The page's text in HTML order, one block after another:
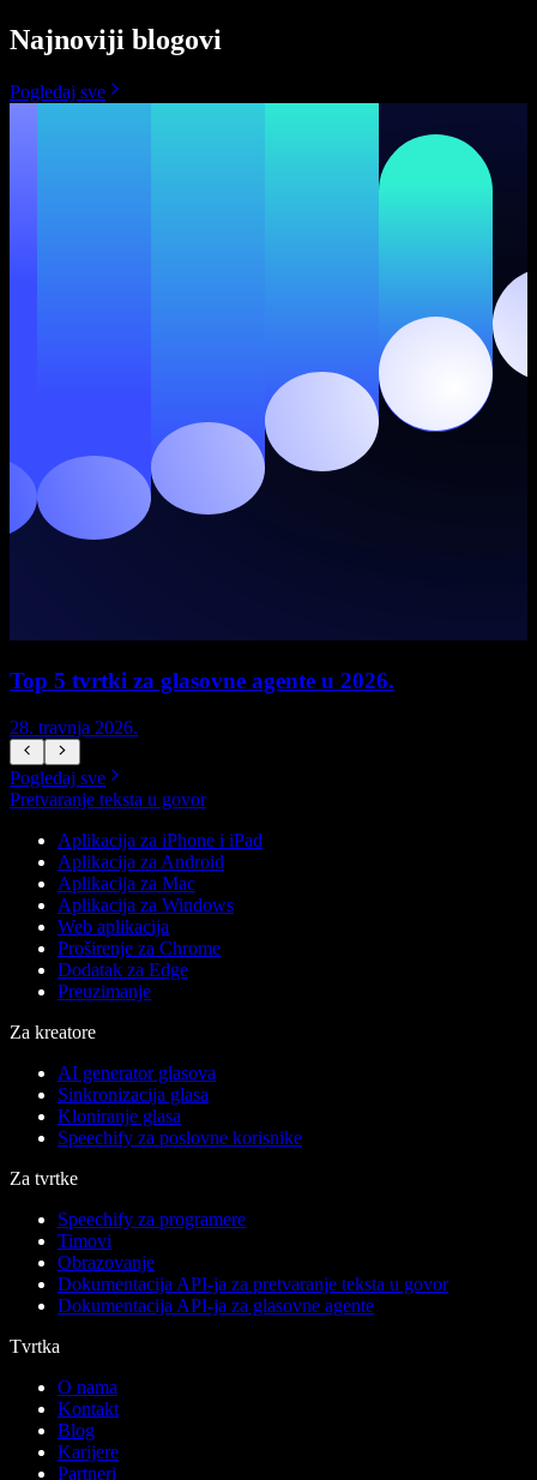
Najnoviji blogovi
Pogledaj sve
Top 5 tvrtki za glasovne agente u 2026.
28. travnja 2026.
Pogledaj sve
Pretvaranje teksta u govor
Aplikacija za iPhone i iPad
Aplikacija za Android
Aplikacija za Mac
Aplikacija za Windows
Web aplikacija
Proširenje za Chrome
Dodatak za Edge
Preuzimanje
Za kreatore
AI generator glasova
Sinkronizacija glasa
Kloniranje glasa
Speechify za poslovne korisnike
Za tvrtke
Speechify za programere
Timovi
Obrazovanje
Dokumentacija API-ja za pretvaranje teksta u govor
Dokumentacija API-ja za glasovne agente
Tvrtka
O nama
Kontakt
Blog
Karijere
Partneri